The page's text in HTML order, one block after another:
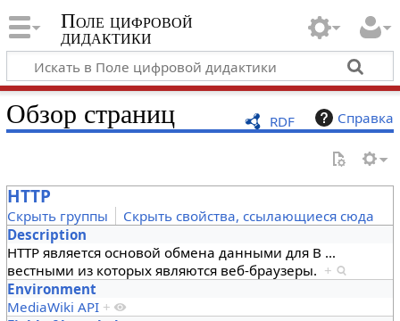
Поле цифровой
дидактики
RDF Справка
Обзор страниц
HTTP
Скрыть группы
Скрыть свойства, ссылающиеся сюда
Description
HTTP является основой обмена данными для В …
вестными из которых являются веб-браузеры. +
Environment
MediaWiki API +